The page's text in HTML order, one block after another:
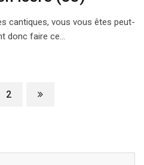
cantiques, vous vous êtes peut-
donc faire ce…
2